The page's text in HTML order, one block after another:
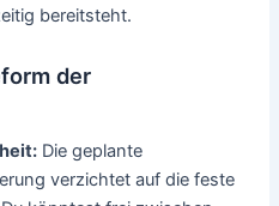
bereitsteht.
der
Die geplante
verzichtet auf die feste